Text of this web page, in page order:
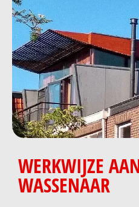
WERKWIJZE
WASSENAAR